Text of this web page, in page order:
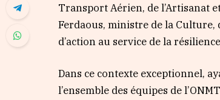
Transport Aérien, de l’Artisanat
Ferdaous, ministre de la Culture,
d’action au service de la
Dans ce contexte exceptionnel,
l’ensemble des équipes de